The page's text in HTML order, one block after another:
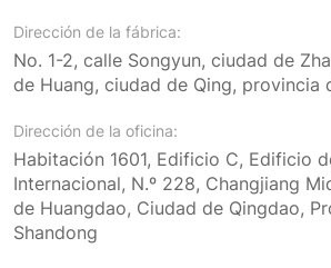
Dirección de la fábrica:
No. 1-2, calle Songyun, ciudad de
de Huang, ciudad de Qing, provincia
Dirección de la oficina:
Habitación 1601, Edificio C, Edificio
Internacional, N.º 228, Changjiang
de Huangdao, Ciudad de Qingdao,
Shandong